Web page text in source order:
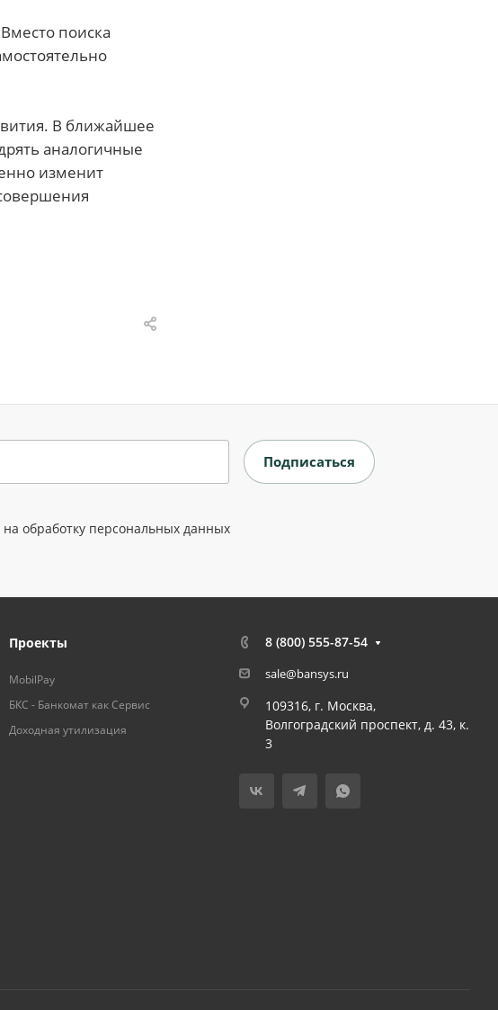
поиска
В ближайшее
аналогичные
изменит
на обработку персональных данных
Проекты
MobilPay
БКС - Банкомат как Сервис
Доходная утилизация
8 (800) 555-87-54
sale@bansys.ru
109316, г. Москва,
Волгоградский проспект, д. 43, к.
3